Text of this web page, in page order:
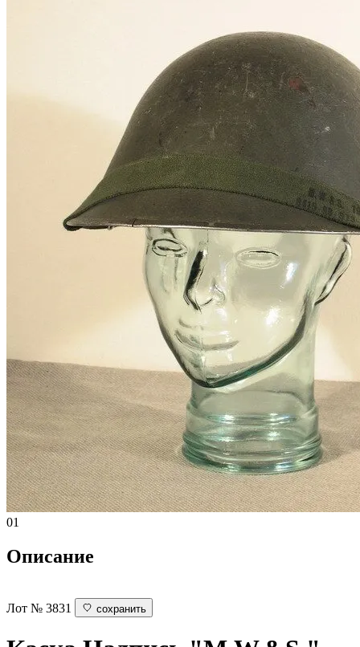
01
Описание
Лот № 3831 сохранить